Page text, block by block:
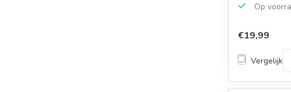
Op
€19,99
Vergelijk